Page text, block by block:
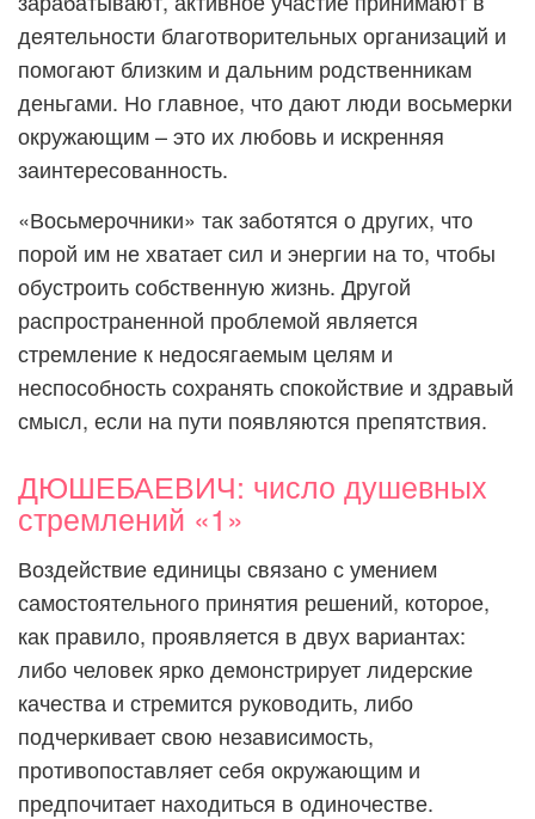
деятельности благотворительных организаций и
помогают близким и дальним родственникам
деньгами. Но главное, что дают люди восьмерки
окружающим – это их любовь и искренняя
заинтересованность.
«Восьмерочники» так заботятся о других, что
порой им не хватает сил и энергии на то, чтобы
обустроить собственную жизнь. Другой
распространенной проблемой является
стремление к недосягаемым целям и
неспособность сохранять спокойствие и здравый
смысл, если на пути появляются препятствия.
ДЮШЕБАЕВИЧ: число душевных
стремлений «1»
Воздействие единицы связано с умением
самостоятельного принятия решений, которое,
как правило, проявляется в двух вариантах:
либо человек ярко демонстрирует лидерские
качества и стремится руководить, либо
подчеркивает свою независимость,
противопоставляет себя окружающим и
предпочитает находиться в одиночестве.